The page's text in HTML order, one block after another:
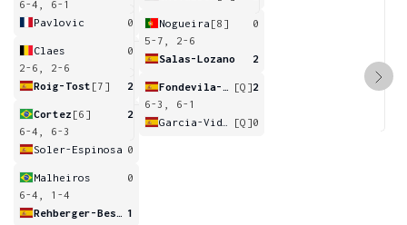
6-4, 6-1
Pavlovic
0
Claes
0
2-6, 2-6
Roig-Tost [7] 2
Cortez [6]
2
6-4, 6-3
Soler-Espinosa 0
Malheiros
0
6-4, 1-4
1
Nogueira [8]
0
5-7, 2-6
Salas-Lozano
2
[Q]2
6-3, 6-1
[Q]0